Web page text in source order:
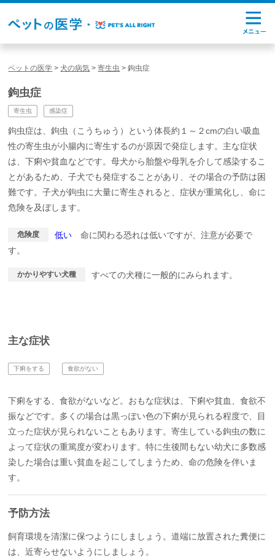
ペットの医学 >犬の病気 >寄生虫 >鉤虫症
鉤虫症
寄生虫 感染症
鉤虫症は、鉤虫（こうちゅう）という体長約１～２cmの白い吸血
性の寄生虫が小腸内に寄生するのが原因で発症します。主な症状
は、下痢や貧血などです。母犬から胎盤や母乳を介して感染するこ
とがあるため、子犬でも発症することがあり、その場合の予防は困
難です。子犬が鉤虫に大量に寄生されると、症状が重篤化し、命に
危険を及ぼします。
危険度 低い 命に関わる恐れは低いですが、注意が必要で
す。
かかりやすい犬種 すべての犬種に一般的にみられます。
主な症状
下痢をする 食欲がない
下痢をする、食欲がないなど。おもな症状は、下痢や貧血、食欲不
振などです。多くの場合は黒っぽい色の下痢が見られる程度で、目
立った症状が見られないこともあります。寄生している鉤虫の数に
よって症状の重篤度が変わります。特に生後間もない幼犬に多数感
染した場合は重い貧血を起こしてしまうため、命の危険を伴いま
す。
予防方法
飼育環境を清潔に保つようにしましょう。道端に放置された糞便に
は、近寄らせないようにしましょう。